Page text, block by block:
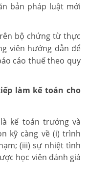
bản pháp luật mới
bộ chứng từ thực
viên hướng dẫn để
cáo thuế theo quy
làm kế toán cho
kế toán trưởng và
kỹ càng về (i) trình
(iii) sự nhiệt tình
học viên đánh giá